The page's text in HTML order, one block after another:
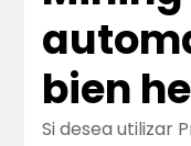
bien
Si desea utilizar